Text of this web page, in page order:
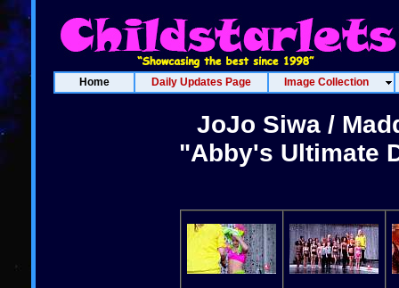
Home Daily Updates Page Image Collection
JoJo Siwa /
"Abby's Ultimate